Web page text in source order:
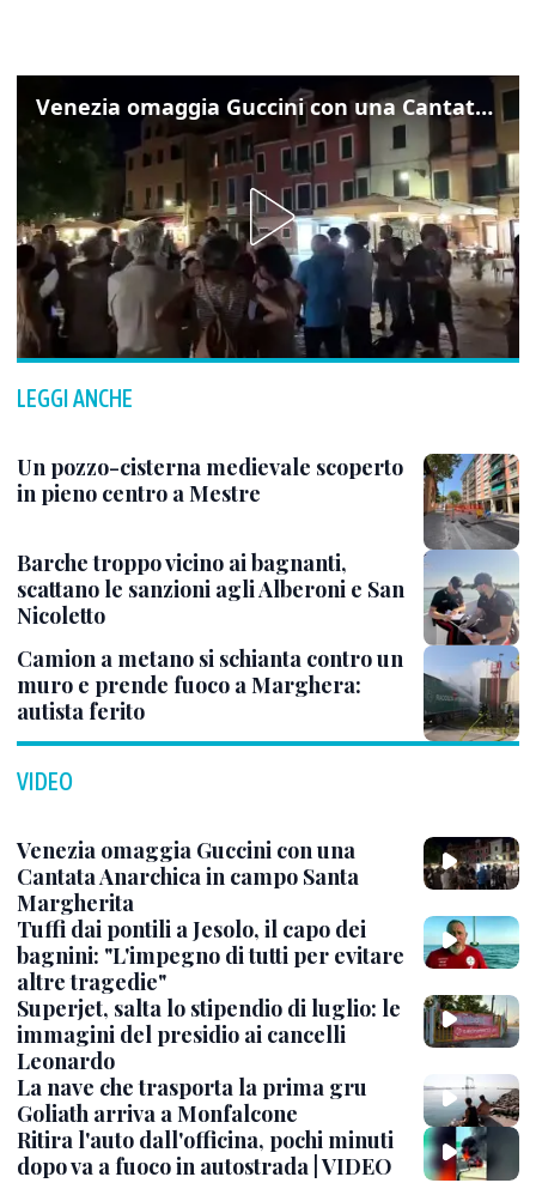
Venezia omaggia Guccini con una Cantata Anarchica in campo Santa Margherita
LEGGI ANCHE
Un pozzo-cisterna medievale scoperto
in pieno centro a Mestre
Barche troppo vicino ai bagnanti,
scattano le sanzioni agli Alberoni e San
Nicoletto
Camion a metano si schianta contro un
muro e prende fuoco a Marghera:
autista ferito
VIDEO
Venezia omaggia Guccini con una
Cantata Anarchica in campo Santa
Margherita
Tuffi dai pontili a Jesolo, il capo dei
bagnini: "L'impegno di tutti per evitare
altre tragedie"
Superjet, salta lo stipendio di luglio: le
immagini del presidio ai cancelli
Leonardo
La nave che trasporta la prima gru
Goliath arriva a Monfalcone
Ritira l'auto dall'officina, pochi minuti
dopo va a fuoco in autostrada | VIDEO